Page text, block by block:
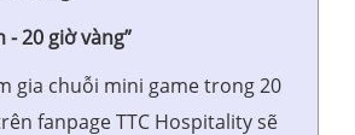
- 20 giờ vàng”
gia chuỗi mini game trong 20
fanpage TTC Hospitality sẽ